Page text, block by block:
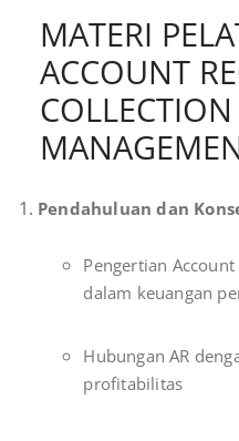
MATERI
ACCOUNT
COLLECTION
Pendahuluan dan
Pengertian Account
dalam keuangan
Hubungan AR
profitabilitas